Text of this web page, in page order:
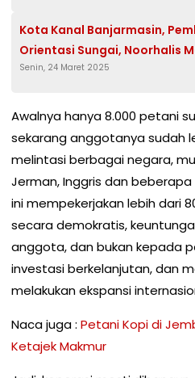
Kota Kanal Banjarmasin,
Orientasi Sungai, Noorhalis
Senin, 24 Maret 2025
Awalnya hanya 8.000 petani
sekarang anggotanya sudah
melintasi berbagai negara,
Jerman, Inggris dan
ini mempekerjakan lebih dari
secara demokratis,
anggota, dan bukan kepada
investasi berkelanjutan, dan
melakukan ekspansi
Naca juga : Petani Kopi di
Ketajek Makmur